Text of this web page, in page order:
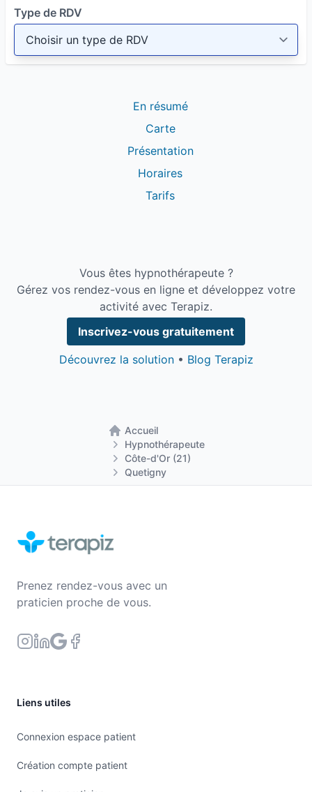
Type de RDV
En résumé
Carte
Présentation
Horaires
Tarifs
Vous êtes hypnothérapeute ?
Gérez vos rendez-vous en ligne et développez votre
activité avec Terapiz.
Inscrivez-vous gratuitement
Découvrez la solution• Blog Terapiz
Accueil
Retour à la page d'accueil
Hypnothérapeute
Côte-d'Or (21)
Quetigny
Prenez rendez-vous avec un
praticien proche de vous.
Liens utiles
Connexion espace patient
Création compte patient